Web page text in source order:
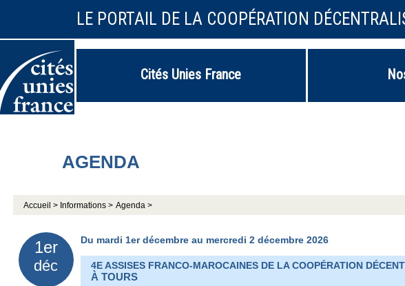
LE PORTAIL DE LA COOPÉRATION
Cités Unies France
AGENDA
Accueil > Informations > Agenda >
1er
déc
Du mardi 1er décembre au mercredi 2 décembre 2026
4E ASSISES FRANCO-MAROCAINES DE LA COOPÉRATION
À TOURS